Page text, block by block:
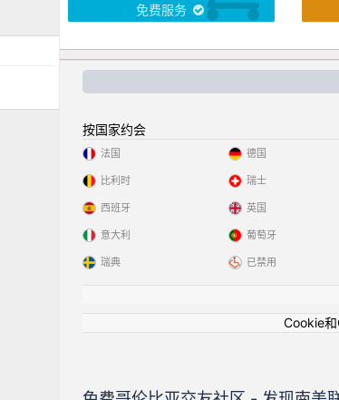
免费服务
按国家约会
法国
比利时
西班牙
意大利
瑞典
德国
瑞士
英国
葡萄牙
已禁用
Cookie和